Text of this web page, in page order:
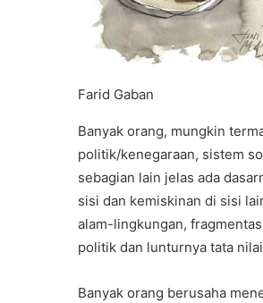
Farid Gaban
Banyak orang, mungkin
politik/kenegaraan, sistem
sebagian lain jelas ada
sisi dan kemiskinan di sisi
alam-lingkungan,
politik dan lunturnya tata
Banyak orang berusaha